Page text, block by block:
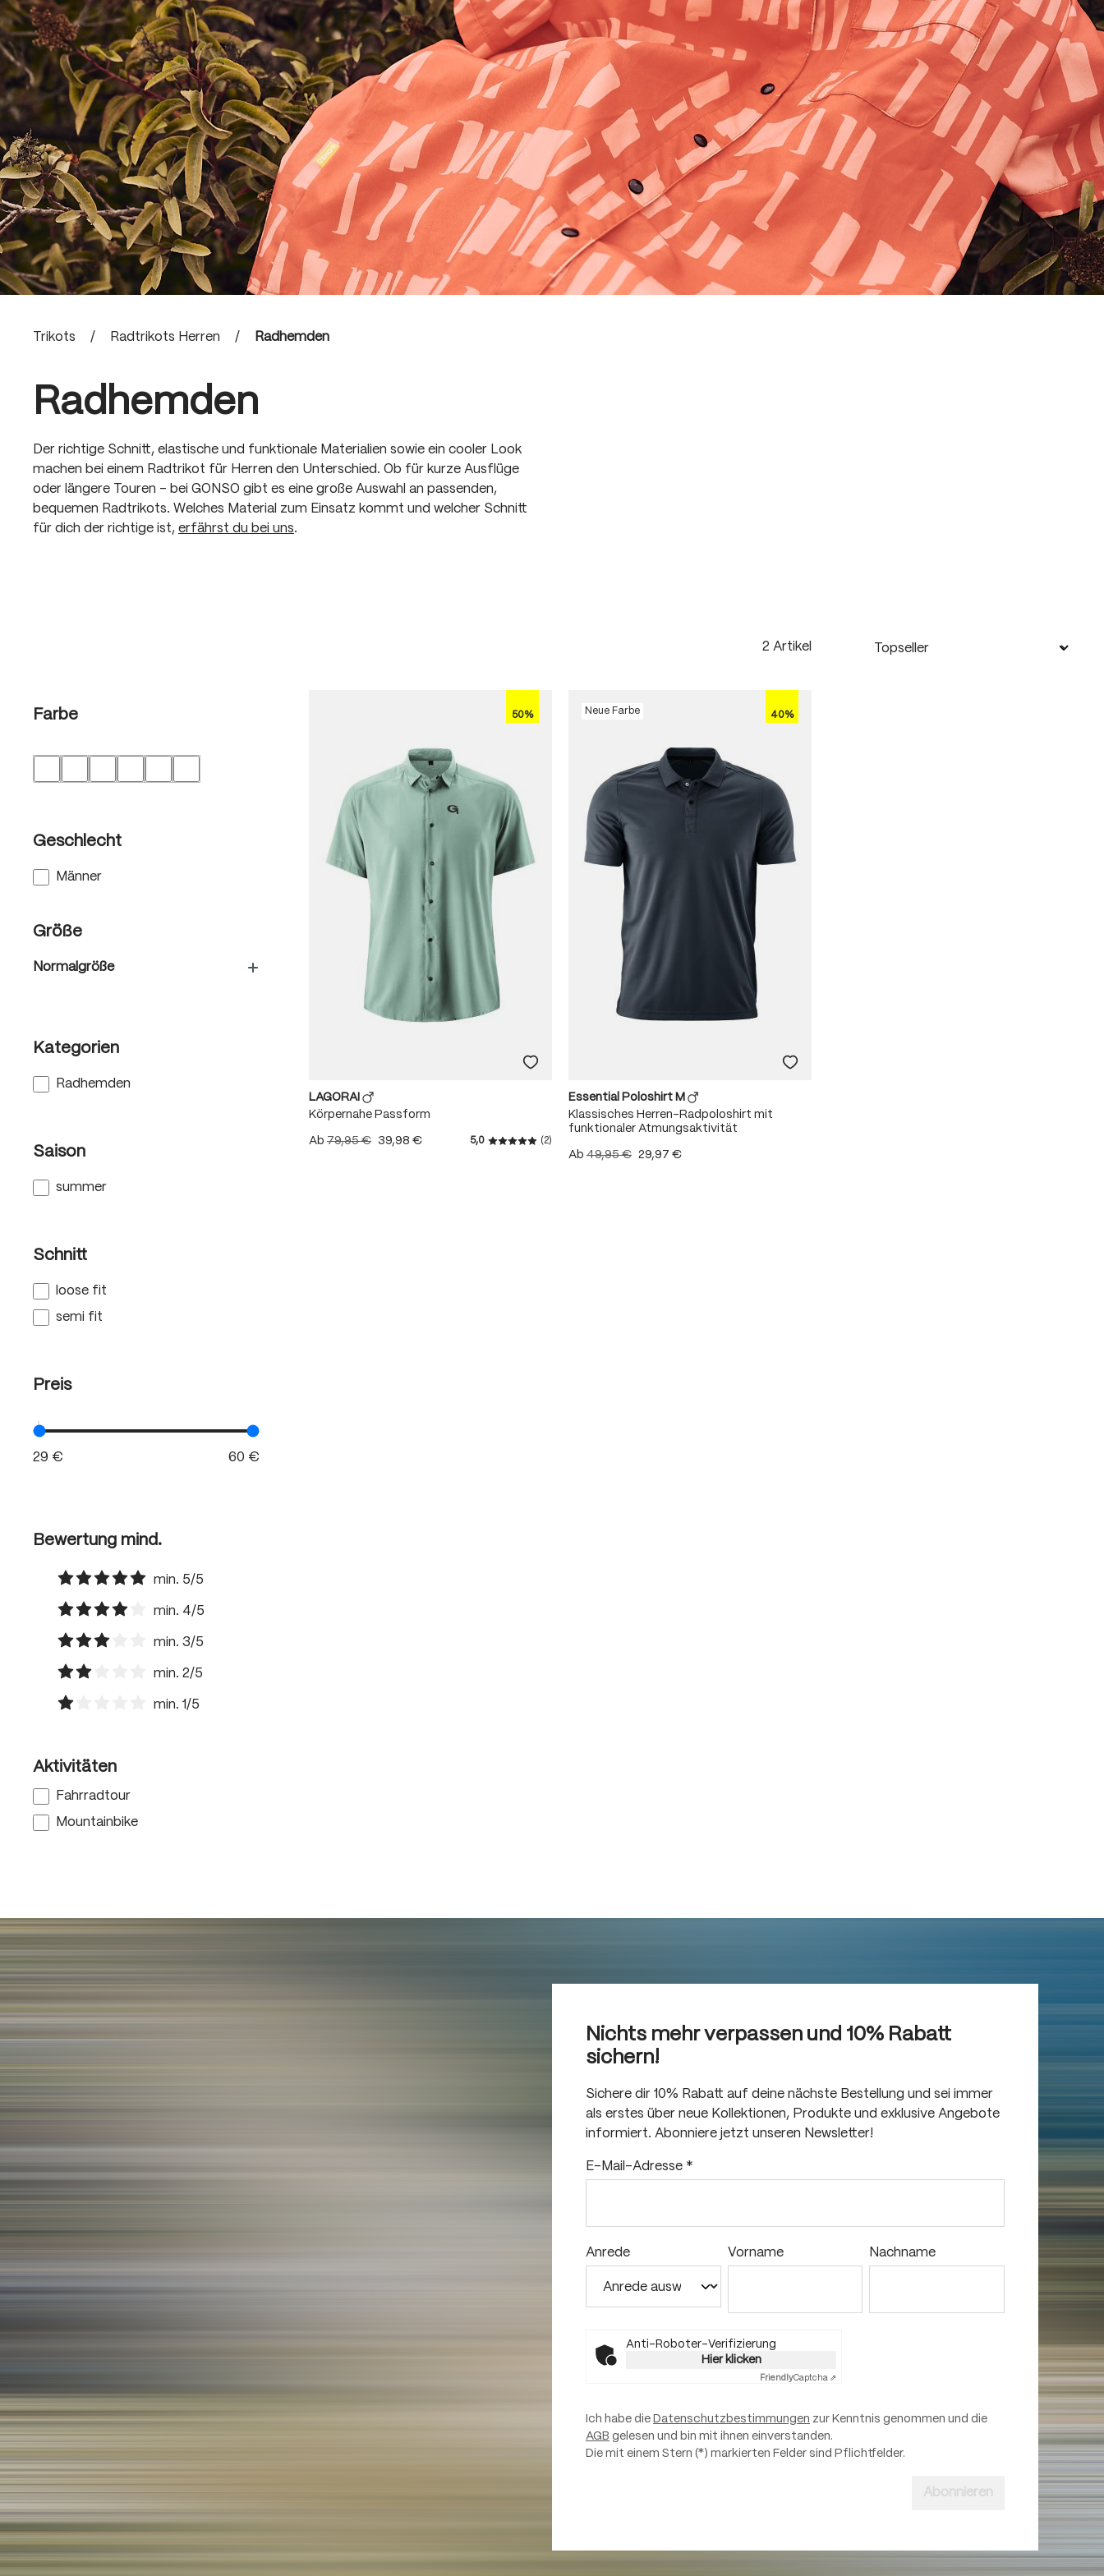
Trikots / Radtrikots Herren / Radhemden
Radhemden
Der richtige Schnitt, elastische und funktionale Materialien sowie ein cooler Look
machen bei einem Radtrikot für Herren den Unterschied. Ob für kurze Ausflüge
oder längere Touren – bei GONSO gibt es eine große Auswahl an passenden,
bequemen Radtrikots. Welches Material zum Einsatz kommt und welcher Schnitt
für dich der richtige ist, erfährst du bei uns.
Farbe
Geschlecht
Männer
Größe
Normalgröße
Kategorien
Radhemden
Saison
summer
Schnitt
loose fit
semi fit
Preis
Bewertung mind.
Filter hinzufügen: Minimum Bewertung von 5 von 5 Sternen
min. 5/5
Filter hinzufügen: Minimum Bewertung von 4 von 5 Sternen
min. 4/5
Filter hinzufügen: Minimum Bewertung von 3 von 5 Sternen
min. 3/5
Filter hinzufügen: Minimum Bewertung von 2 von 5 Sternen
min. 2/5
min. 1/5
Aktivitäten
Fahrradtour
Mountainbike
2 Artikel
50%
LAGORAI
Körpernahe Passform
Ab 79,95 € 39,98 € 5,0
Durchschnittliche Bewertung von 5 von 5 Sternen
(2)
40%
Neue Farbe
Essential Poloshirt M
Klassisches Herren-Radpoloshirt mit
funktionaler Atmungsaktivität
Ab 49,95 € 29,97 €
Nichts mehr verpassen und 10% Rabatt
sichern!
Sichere dir 10% Rabatt auf deine nächste Bestellung und sei immer
als erstes über neue Kollektionen, Produkte und exklusive Angebote
informiert. Abonniere jetzt unseren Newsletter!
E-Mail-Adresse *
Anrede Vorname Nachname
Anti-Roboter-Verifizierung
Hier klicken
FriendlyCaptcha ⇗
Ich habe die Datenschutzbestimmungen zur Kenntnis genommen und die
AGB gelesen und bin mit ihnen einverstanden.
Die mit einem Stern (*) markierten Felder sind Pflichtfelder.
Abonnieren